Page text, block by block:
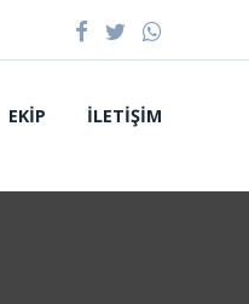
EKIP İLETIŞIM